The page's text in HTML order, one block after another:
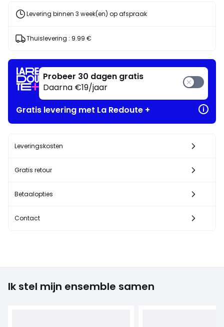
artikelen
Geniet
Levering binnen 3 week(en) op afspraak
Thuislevering : 9.99 €
Probeer 30 dagen gratis
Daarna €19/jaar
Gratis levering met La Redoute +
Leveringskosten
Gratis retour
Betaalopties
Contact
Ik stel mijn ensemble samen